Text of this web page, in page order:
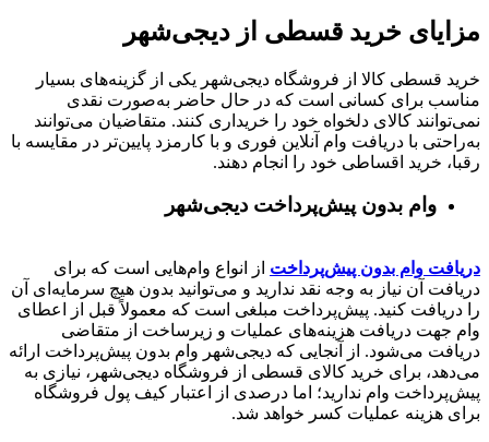
مزایای خرید قسطی از دیجی‌شهر
خرید قسطی کالا از فروشگاه دیجی‌شهر یکی از گزینه‌های بسیار
مناسب برای کسانی است که در حال حاضر به‌صورت نقدی
نمی‌توانند کالای دلخواه خود را خریداری کنند. متقاضیان می‌توانند
به‌راحتی با دریافت وام آنلاین فوری و با کارمزد پایین‌تر در مقایسه با
رقبا، خرید اقساطی خود را انجام دهند.
وام بدون پیش‌پرداخت‌ دیجی‌شهر
دریافت وام بدون پیش‌پرداخت از انواع وام‌هایی است که برای
دریافت آن نیاز به وجه نقد ندارید و می‌توانید بدون هیچ سرمایه‌ای آن
را دریافت کنید. پیش‌پرداخت مبلغی است که معمولاً قبل از اعطای
وام جهت دریافت هزینه‌های عملیات و زیرساخت از متقاضی
دریافت می‌شود. از آنجایی که دیجی‌شهر وام بدون پیش‌پرداخت ارائه
می‌دهد، برای خرید کالای قسطی از فروشگاه دیجی‌شهر، نیازی به
پیش‌پرداخت وام ندارید؛ اما درصدی از اعتبار کیف پول فروشگاه
برای هزینه عملیات کسر خواهد شد.